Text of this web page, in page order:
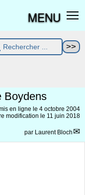
MENU
Boydens
en ligne le 4 octobre 2004
modification le 11 juin 2018
par Laurent Bloch